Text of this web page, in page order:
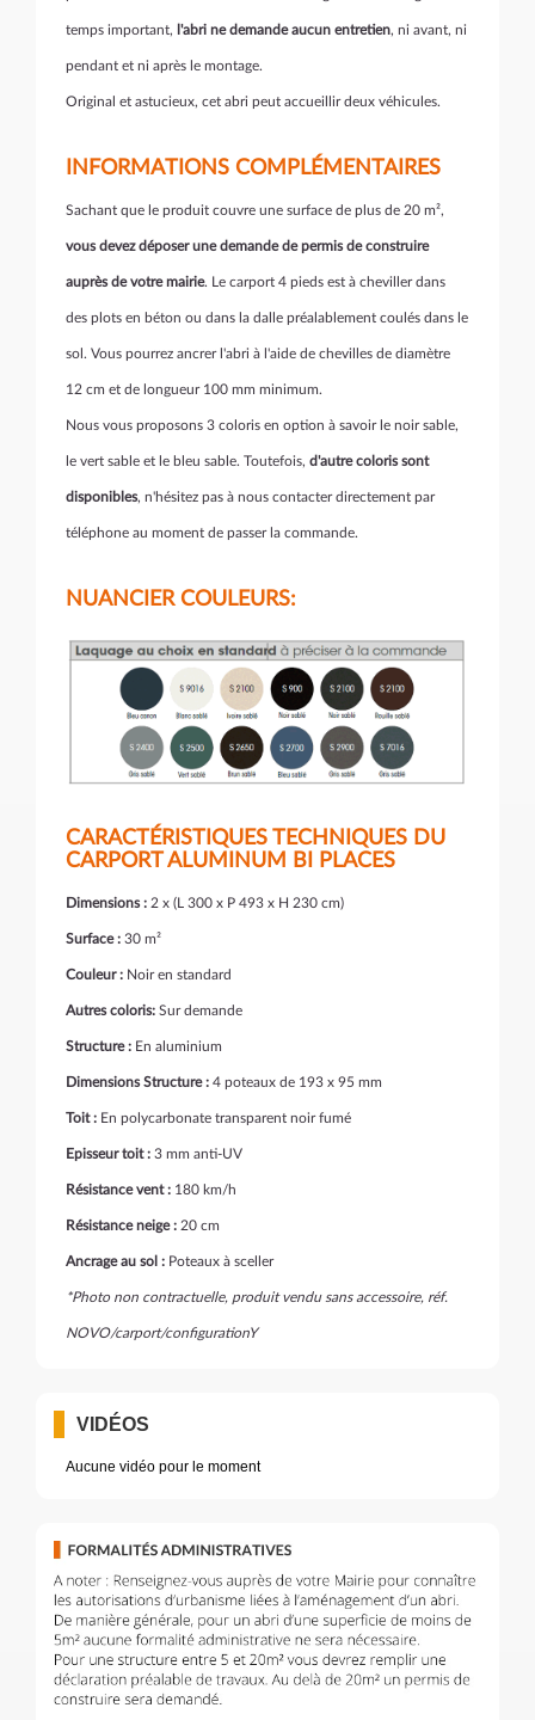
temps important, l'abri ne demande aucun entretien, ni avant, ni
pendant et ni après le montage.
Original et astucieux, cet abri peut accueillir deux véhicules.
INFORMATIONS COMPLÉMENTAIRES
Sachant que le produit couvre une surface de plus de 20 m²,
vous devez déposer une demande de permis de construire
auprès de votre mairie. Le carport 4 pieds est à cheviller dans
des plots en béton ou dans la dalle préalablement coulés dans le
sol. Vous pourrez ancrer l'abri à l'aide de chevilles de diamètre
12 cm et de longueur 100 mm minimum.
Nous vous proposons 3 coloris en option à savoir le noir sable,
le vert sable et le bleu sable. Toutefois, d'autre coloris sont
disponibles, n'hésitez pas à nous contacter directement par
téléphone au moment de passer la commande.
NUANCIER COULEURS:
CARACTÉRISTIQUES TECHNIQUES DU
CARPORT ALUMINUM BI PLACES
Dimensions : 2 x (L 300 x P 493 x H 230 cm)
Surface : 30 m²
Couleur : Noir en standard
Autres coloris: Sur demande
Structure : En aluminium
Dimensions Structure : 4 poteaux de 193 x 95 mm
Toit : En polycarbonate transparent noir fumé
Episseur toit : 3 mm anti-UV
Résistance vent : 180 km/h
Résistance neige : 20 cm
Ancrage au sol : Poteaux à sceller
*Photo non contractuelle, produit vendu sans accessoire, réf.
NOVO/carport/configurationY
VIDÉOS
Aucune vidéo pour le moment